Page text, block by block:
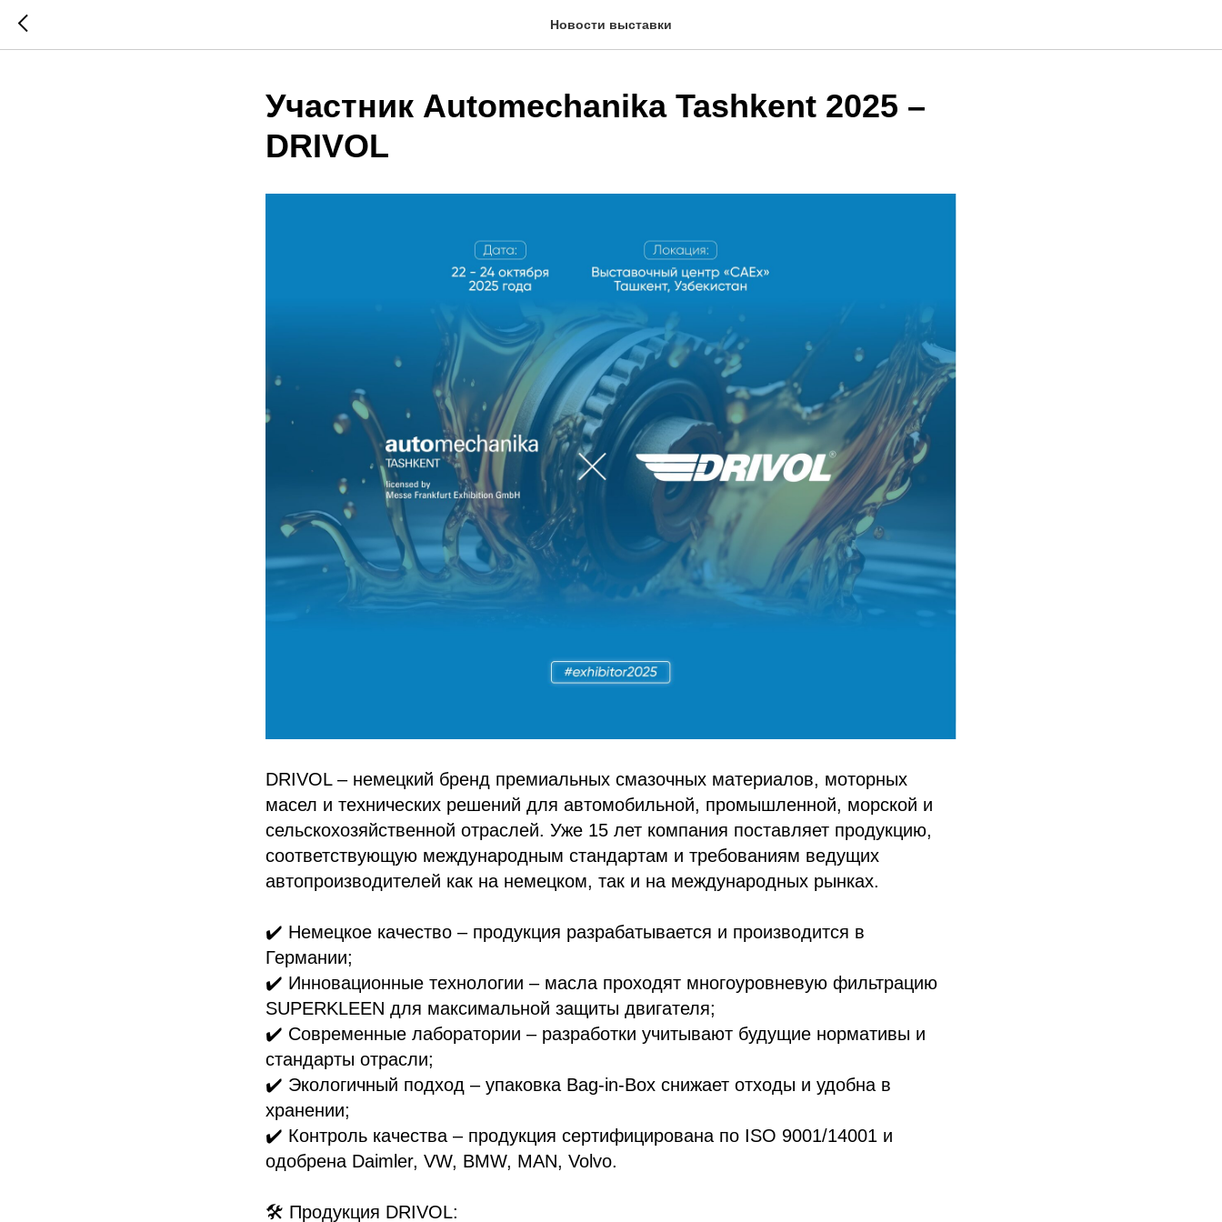
Новости выставки
Участник Automechanika Tashkent 2025 –
DRIVOL
DRIVOL – немецкий бренд премиальных смазочных материалов, моторных
масел и технических решений для автомобильной, промышленной, морской и
сельскохозяйственной отраслей. Уже 15 лет компания поставляет продукцию,
соответствующую международным стандартам и требованиям ведущих
автопроизводителей как на немецком, так и на международных рынках.
✔️ Немецкое качество – продукция разрабатывается и производится в
Германии;
✔️ Инновационные технологии – масла проходят многоуровневую фильтрацию
SUPERKLEEN для максимальной защиты двигателя;
✔️ Современные лаборатории – разработки учитывают будущие нормативы и
стандарты отрасли;
✔️ Экологичный подход – упаковка Bag-in-Box снижает отходы и удобна в
хранении;
✔️ Контроль качества – продукция сертифицирована по ISO 9001/14001 и
одобрена Daimler, VW, BMW, MAN, Volvo.
🛠 Продукция DRIVOL: